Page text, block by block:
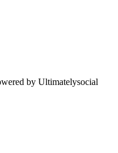
by Ultimatelysocial